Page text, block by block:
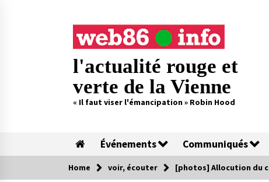
l'actualité rouge et
verte de la Vienne
« Il faut viser l'émancipation » Robin Hood
Événements Communiqués
Home voir, écouter [photos] Allocution du